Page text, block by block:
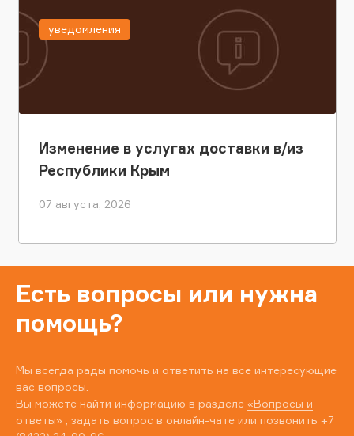
Изменение в услугах доставки в/из
Республики Крым
07 августа, 2026
уведомления
Есть вопросы или нужна
помощь?
Мы всегда рады помочь и ответить на все интересующие
вас вопросы.
Вы можете найти информацию в разделе «Вопросы и
ответы» , задать вопрос в онлайн-чате или позвонить +7